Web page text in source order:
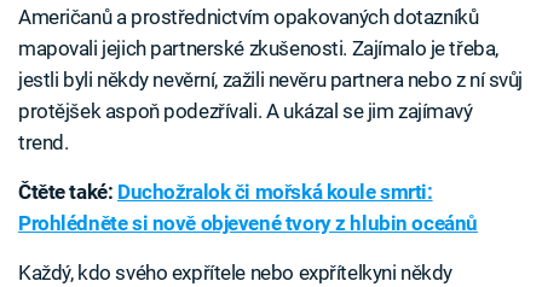
Američanů a prostřednictvím opakovaných dotazníků
mapovali jejich partnerské zkušenosti. Zajímalo je třeba,
jestli byli někdy nevěrní, zažili nevěru partnera nebo z ní svůj
protějšek aspoň podezřívali. A ukázal se jim zajímavý
trend.
Čtěte také: Duchožralok či mořská koule smrti:
Prohlédněte si nově objevené tvory z hlubin oceánů
Každý, kdo svého expřítele nebo expřítelkyni někdy